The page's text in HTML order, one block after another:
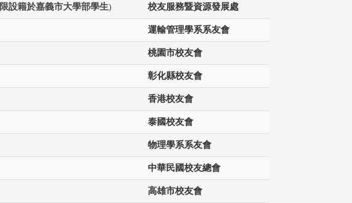
限設籍於嘉義市大學部學生) 校友服務暨資源發展處
運輸管理學系系友會
桃園市校友會
彰化縣校友會
香港校友會
泰國校友會
物理學系系友會
中華民國校友總會
高雄市校友會